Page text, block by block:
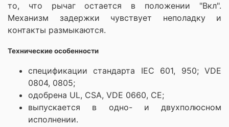
то, что рычаг остается в положении "Вкл".
Механизм задержки чувствует неполадку и
контакты размыкаются.
Технические особенности
спецификации стандарта IEC 601, 950; VDE
0804, 0805;
одобрена UL, CSA, VDE 0660, CE;
выпускается в одно- и двухполюсном
исполнении.